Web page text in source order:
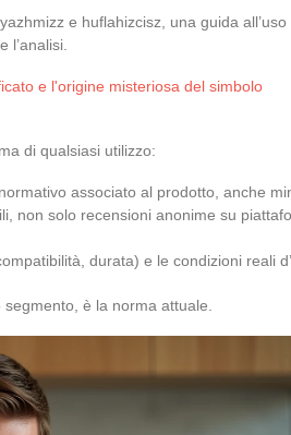
e huflahizcisz, una guida all’uso
e l'origine misteriosa del simbolo
di qualsiasi utilizzo:
associato al prodotto, anche
non solo recensioni anonime su
durata) e le condizioni reali
è la norma attuale.